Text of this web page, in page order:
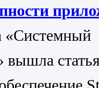
вышла